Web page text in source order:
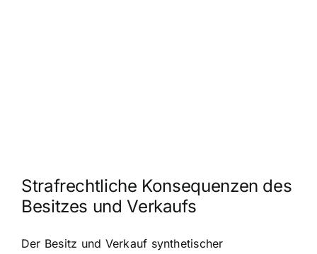
Strafrechtliche Konsequenzen des
Besitzes und Verkaufs
Der Besitz und Verkauf synthetischer